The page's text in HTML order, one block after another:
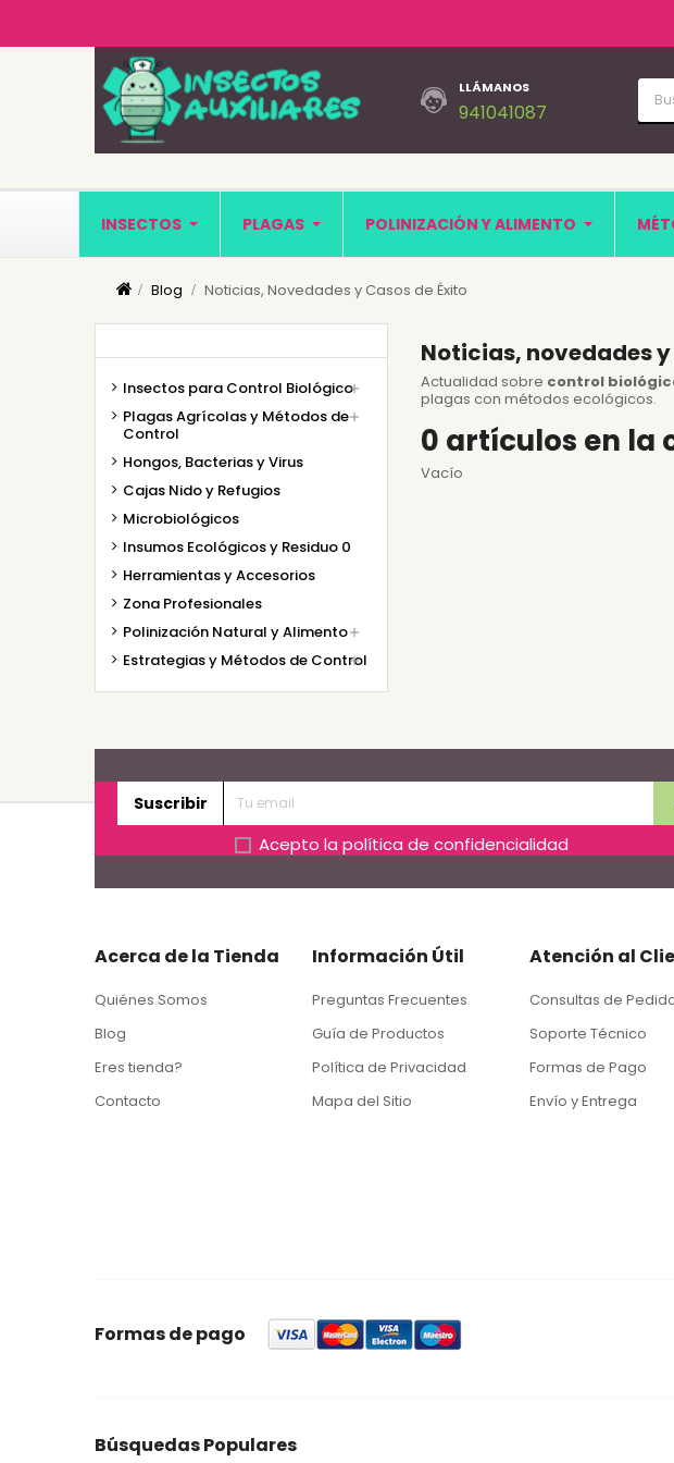
LLÁMANOS
941041087
INSECTOS PLAGAS POLINIZACIÓN Y ALIMENTO
Blog Noticias, Novedades y Casos de Éxito
Insectos para Control Biológico
Plagas Agrícolas y Métodos de
Control

Hongos, Bacterias y Virus
Cajas Nido y Refugios
Microbiológicos
Insumos Ecológicos y Residuo 0
Herramientas y Accesorios
Zona Profesionales
Polinización Natural y Alimento
Estrategias y Métodos de Control

Noticias, novedades
Actualidad sobre control
plagas con métodos ecológicos.
0 artículos en la
Vacío
Suscribir
Acepto la política de confidencialidad
Acerca de la Tienda
Quiénes Somos
Blog
Eres tienda?
Contacto
Información Útil
Preguntas Frecuentes
Guía de Productos
Política de Privacidad
Mapa del Sitio
Atención al
Consultas de
Soporte Técnico
Formas de Pago
Envío y Entrega
Formas de pago
Búsquedas Populares